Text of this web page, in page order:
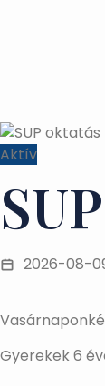
Aktív
2026-08-09
Gyerekek 6